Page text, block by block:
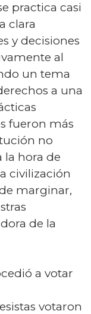
practica casi
clara
y decisiones
al
un tema
a una
fueron más
no
la hora de
civilización
marginar,
de la
a votar
votaron